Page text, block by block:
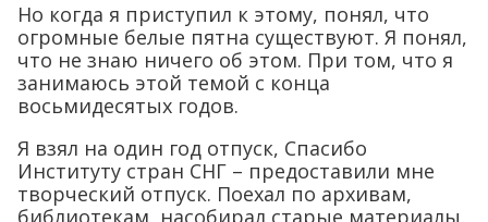
Но когда я приступил к этому, понял, что
огромные белые пятна существуют. Я понял,
что не знаю ничего об этом. При том, что я
занимаюсь этой темой с конца
восьмидесятых годов.
Я взял на один год отпуск, Спасибо
Институту стран СНГ – предоставили мне
творческий отпуск. Поехал по архивам,